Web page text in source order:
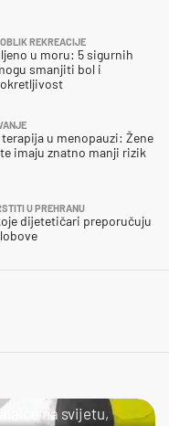
REKREACIJE
u moru: 5 sigurnih
smanjiti bol i
u menopauzi: Žene
imaju znatno manji rizik
U PREHRANU
dijetetičari preporučuju
na svijetu,